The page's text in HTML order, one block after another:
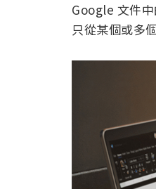
Google 文件
只從某個或多